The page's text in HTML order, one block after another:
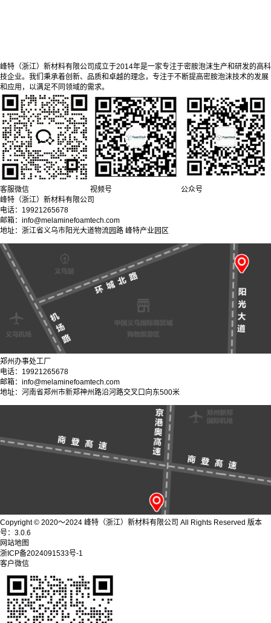
峰特（浙江）新材料有限公司成立于2014年是一家专注于密胺泡沫生产和研发的高科
技企业。我们秉承着创新、品质和卓越的理念，专注于不断提高密胺泡沫技术的发展
和应用，以满足不同领域的需求。
客服微信 视频号
公众号
峰特（浙江）新材料有限公司
电话：19921265678
邮箱：info@melaminefoamtech.com
地址：浙江省义乌市阳光大道物流园路 峰特产业园区
郑州办事处工厂
电话：19921265678
邮箱：info@melaminefoamtech.com
地址：河南省郑州市新郑神州路沿河路交叉口向东500米
Copyright © 2020～2024 峰特（浙江）新材料有限公司 All Rights Reserved 版本
号：3.0.6
网站地图
浙ICP备2024091533号-1
客户微信